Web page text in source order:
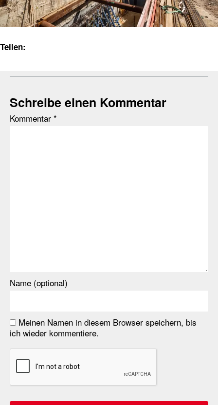
Teilen:
Schreibe einen Kommentar
Kommentar *
Name (optional)
Meinen Namen in diesem Browser speichern, bis
ich wieder kommentiere.